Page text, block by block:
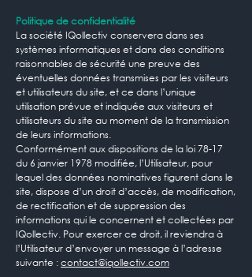
Politique de confidentialité
La société IQollectiv conservera dans ses
systèmes informatiques et dans des conditions
raisonnables de sécurité une preuve des
éventuelles données transmises par les visiteurs
et utilisateurs du site, et ce dans l’unique
utilisation prévue et indiquée aux visiteurs et
utilisateurs du site au moment de la transmission
de leurs informations.
Conformément aux dispositions de la loi 78-17
du 6 janvier 1978 modifiée, l’Utilisateur, pour
lequel des données nominatives figurent dans le
site, dispose d’un droit d’accès, de modification,
de rectification et de suppression des
informations qui le concernent et collectées par
IQollectiv. Pour exercer ce droit, il reviendra à
l’Utilisateur d’envoyer un message à l’adresse
suivante :contact@iqollectiv.com